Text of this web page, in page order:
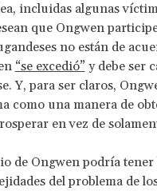
incluidas algunas
que Ongwen
no están de
“se excedió”y debe ser
Y, para ser claros,
como una manera de
en vez de
de Ongwen podría
del problema de